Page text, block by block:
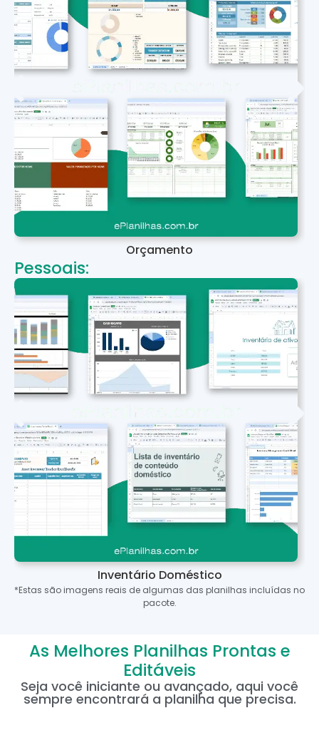
Orçamento
Pessoais:
Inventário Doméstico
*Estas são imagens reais de algumas das planilhas incluídas no
pacote.
As Melhores Planilhas Prontas e
Editáveis
Seja você iniciante ou avançado, aqui você
sempre encontrará a planilha que precisa.